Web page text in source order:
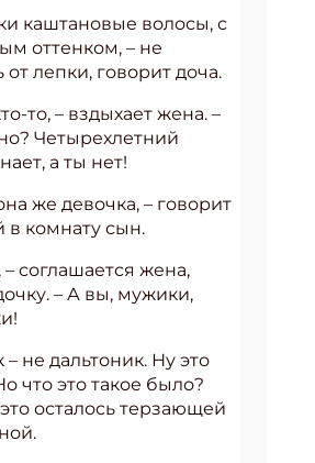
каштановые волосы, с
оттенком, – не
от лепки, говорит доча.
то, – вздыхает жена. –
Четырехлетний
а ты нет!
же девочка, – говорит
комнату сын.
– соглашается жена,
– А вы, мужики,
– не дальтоник. Ну это
что это такое было?
осталось терзающей